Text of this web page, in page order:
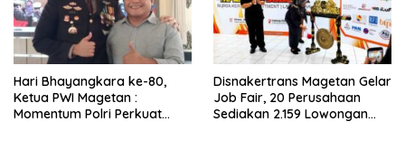
Hari Bhayangkara ke-80,
Ketua PWI Magetan :
Momentum Polri Perkuat
Disnakertrans Magetan Gelar
Job Fair, 20 Perusahaan
Sediakan 2.159 Lowongan